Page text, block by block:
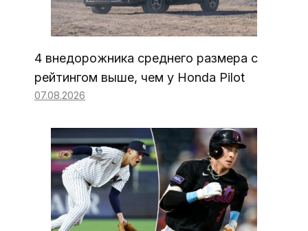
4 внедорожника среднего размера с
рейтингом выше, чем у Honda Pilot
07.08.2026